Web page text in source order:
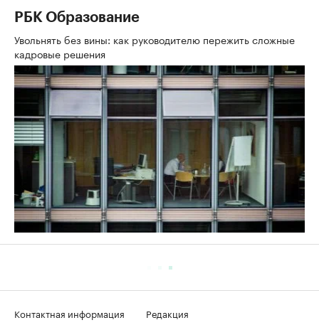
РБК Образование
Увольнять без вины: как руководителю пережить сложные
кадровые решения
Контактная информация
Редакция